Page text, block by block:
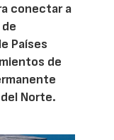
conectar a
Países
de
Norte.